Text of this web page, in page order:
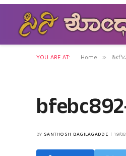
YOU ARE AT: Home »
BY SANTHOSH BAGILAGADDE 19/